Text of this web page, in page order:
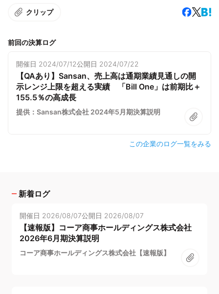
クリップ
前回の決算ログ
開催日 2024/07/12公開日 2024/07/22
【QAあり】Sansan、売上高は通期業績見通しの開
示レンジ上限を超える実績 「Bill One」は前期比＋
155.5％の高成長
提供：Sansan株式会社 2024年5月期決算説明
この企業のログ一覧をみる
新着ログ
開催日 2026/08/07公開日 2026/08/07
【速報版】コーア商事ホールディングス株式会社
2026年6月期決算説明
コーア商事ホールディングス株式会社【速報版】